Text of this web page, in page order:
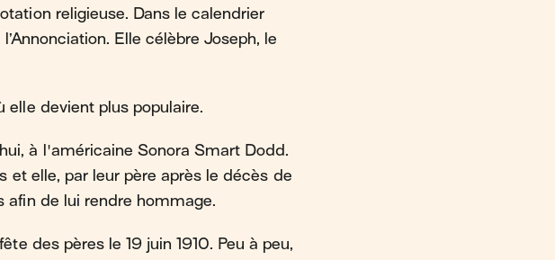
religieuse. Dans le calendrier
Elle célèbre Joseph, le
elle devient plus populaire.
à l'américaine Sonora Smart Dodd.
et elle, par leur père après le décès de
afin de lui rendre hommage.
des pères le 19 juin 1910. Peu à peu,